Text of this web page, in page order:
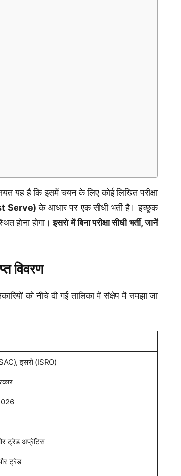
है कि इसमें चयन के लिए कोई लिखित परीक्षा
Serve) के आधार पर एक सीधी भर्ती है। इच्छुक
होना होगा।इसरो में बिना परीक्षा सीधी भर्ती, जानें
विवरण
को नीचे दी गई तालिका में संक्षेप में समझा जा
इसरो (ISRO)
ट्रेड अप्रेंटिस
ट्रेड